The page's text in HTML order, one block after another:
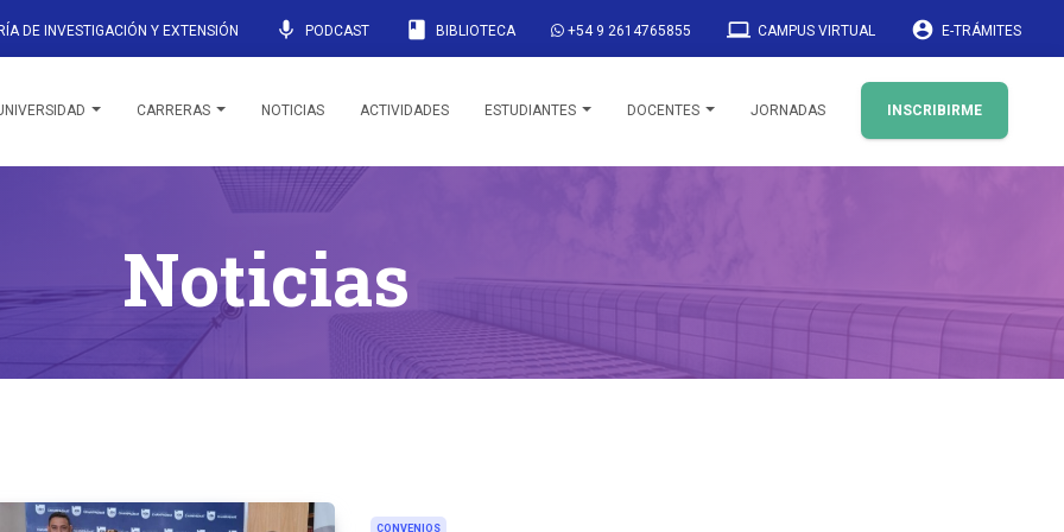
DE INVESTIGACIÓN Y EXTENSIÓN mic PODCAST book BIBLIOTECA +54 9 2614765855 laptop CAMPUS VIRTUAL account_circle E-TRÁMITES
CARRERAS NOTICIAS ACTIVIDADES ESTUDIANTES DOCENTES JORNADAS INSCRIBIRME
Noticias
CONVENIOS